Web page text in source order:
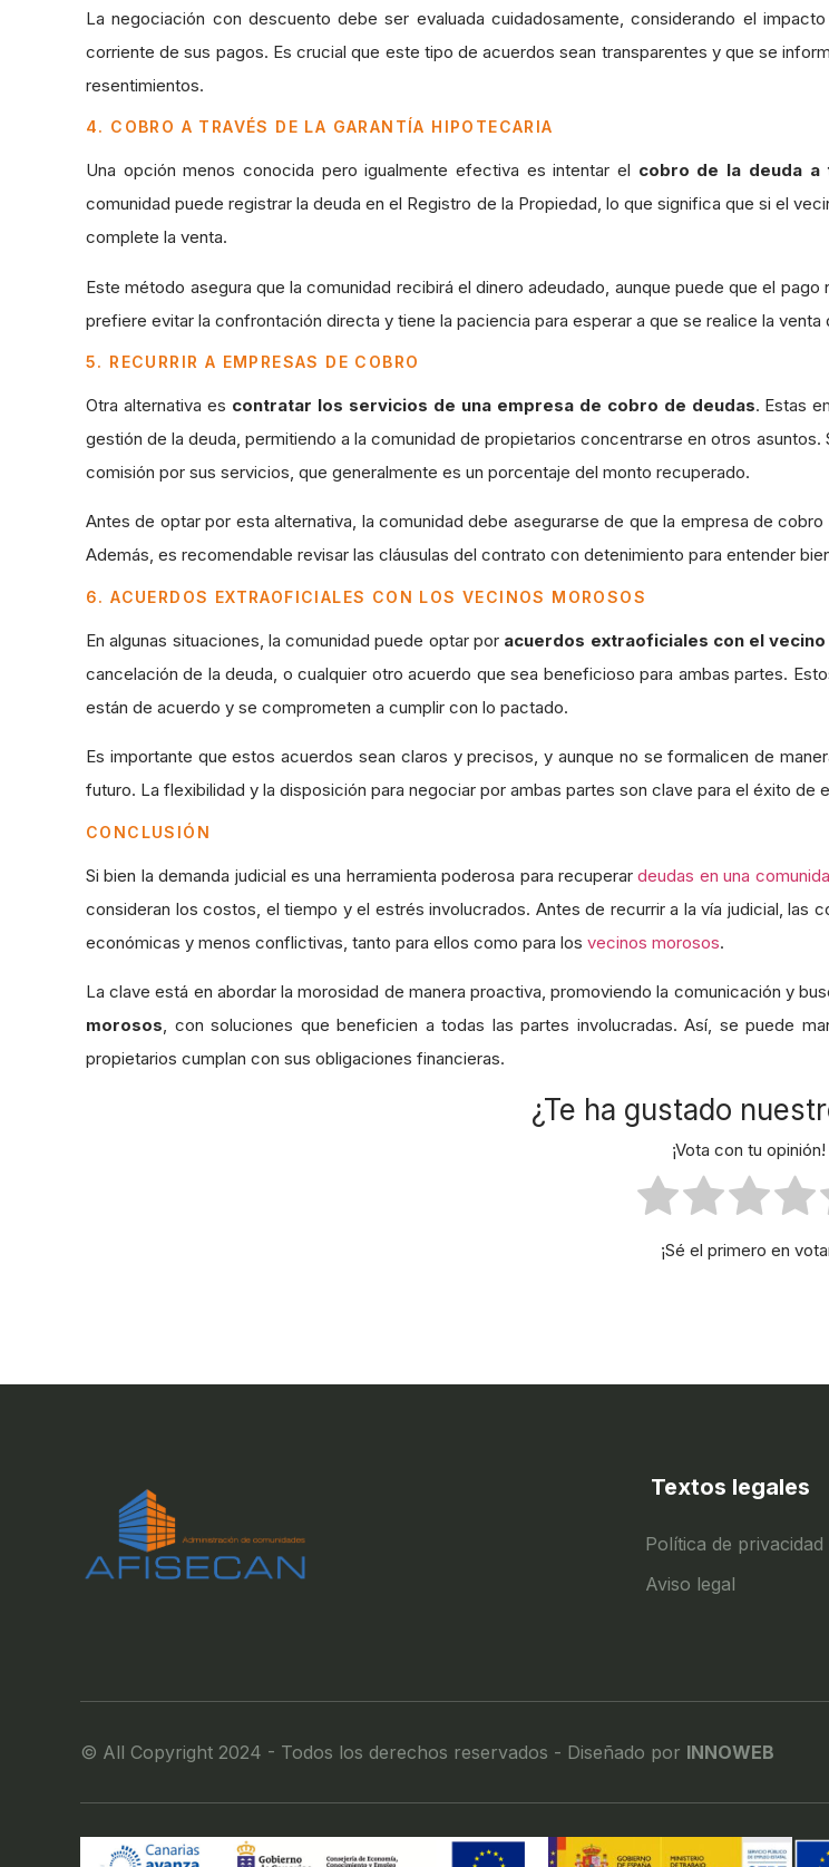
La negociación con descuento debe ser evaluada cuidadosamente, considerando el
corriente de sus pagos. Es crucial que este tipo de acuerdos sean transparentes y que se
resentimientos.
4. COBRO A TRAVÉS DE LA GARANTÍA HIPOTECARIA
Una opción menos conocida pero igualmente efectiva es intentar el cobro de la deuda a
comunidad puede registrar la deuda en el Registro de la Propiedad, lo que significa que si el
complete la venta.
Este método asegura que la comunidad recibirá el dinero adeudado, aunque puede que el
prefiere evitar la confrontación directa y tiene la paciencia para esperar a que se realice la venta
5. RECURRIR A EMPRESAS DE COBRO
Otra alternativa es contratar los servicios de una empresa de cobro de deudas. Estas
gestión de la deuda, permitiendo a la comunidad de propietarios concentrarse en otros
comisión por sus servicios, que generalmente es un porcentaje del monto recuperado.
Antes de optar por esta alternativa, la comunidad debe asegurarse de que la empresa de
Además, es recomendable revisar las cláusulas del contrato con detenimiento para entender
6. ACUERDOS EXTRAOFICIALES CON LOS VECINOS MOROSOS
En algunas situaciones, la comunidad puede optar poracuerdos extraoficiales con el
cancelación de la deuda, o cualquier otro acuerdo que sea beneficioso para ambas partes.
están de acuerdo y se comprometen a cumplir con lo pactado.
Es importante que estos acuerdos sean claros y precisos, y aunque no se formalicen de
futuro. La flexibilidad y la disposición para negociar por ambas partes son clave para el éxito de
CONCLUSIÓN
Si bien la demanda judicial es una herramienta poderosa para recuperardeudas en una
consideran los costos, el tiempo y el estrés involucrados. Antes de recurrir a la vía judicial, las
económicas y menos conflictivas, tanto para ellos como para los vecinos morosos.
La clave está en abordar la morosidad de manera proactiva, promoviendo la comunicación y
morosos, con soluciones que beneficien a todas las partes involucradas. Así, se puede
propietarios cumplan con sus obligaciones financieras.
¿Te ha gustado
¡Vota con tu opinión!
¡Sé el primero en
Textos legales
Política de privacidad
Aviso legal
© All Copyright 2024 - Todos los derechos reservados - Diseñado por INNOWEB